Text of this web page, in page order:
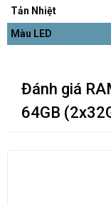
Tản Nhiệt
Màu LED
Đánh giá
64GB